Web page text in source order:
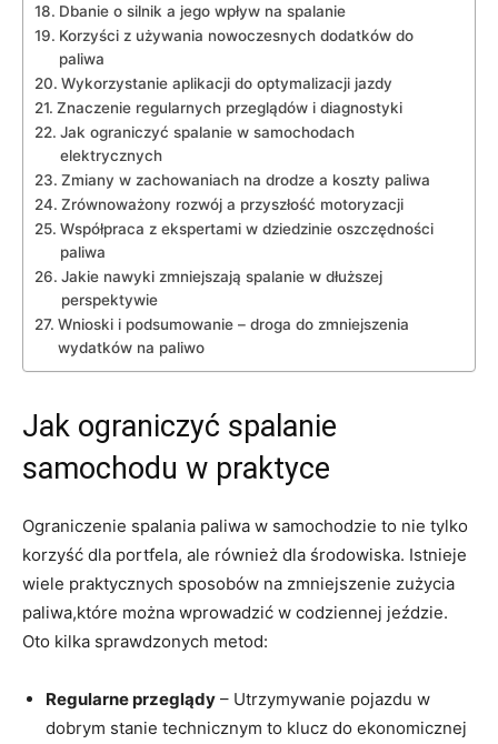
Dbanie⁤ o silnik⁤ a jego wpływ na spalanie
Korzyści z używania nowoczesnych dodatków do
paliwa
Wykorzystanie aplikacji do optymalizacji jazdy
Znaczenie regularnych przeglądów i diagnostyki
Jak ograniczyć spalanie w samochodach
elektrycznych
Zmiany w ⁤zachowaniach na drodze⁤ a koszty paliwa
Zrównoważony rozwój a ​przyszłość motoryzacji
Współpraca z ⁣ekspertami w dziedzinie oszczędności
paliwa
Jakie nawyki zmniejszają spalanie w dłuższej
perspektywie
Wnioski i podsumowanie – droga do zmniejszenia‍
wydatków‍ na paliwo
Jak⁢ ograniczyć spalanie
samochodu⁣ w praktyce
Ograniczenie spalania paliwa w samochodzie​ to nie tylko
korzyść dla portfela, ale również dla środowiska. Istnieje‌
wiele ⁢praktycznych sposobów na zmniejszenie zużycia
paliwa,które można wprowadzić w codziennej jeździe.
Oto⁣ kilka sprawdzonych⁢ metod:
Regularne⁤ przeglądy – Utrzymywanie pojazdu w
dobrym stanie technicznym to ⁣klucz do ‍ekonomicznej